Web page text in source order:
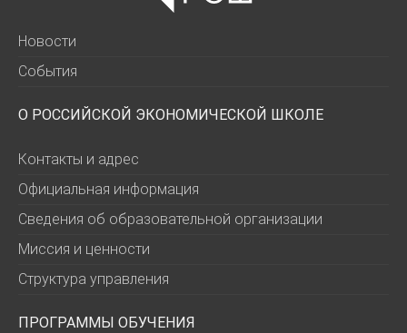
Новости
События
О РОССИЙСКОЙ ЭКОНОМИЧЕСКОЙ ШКОЛЕ
Контакты и адрес
Официальная информация
Сведения об образовательной организации
Миссия и ценности
Структура управления
ПРОГРАММЫ ОБУЧЕНИЯ